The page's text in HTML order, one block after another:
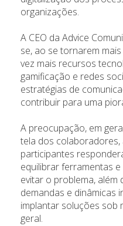
organizações.
A CEO da Advice
se, ao se tornarem
vez mais recursos
gamificação e redes
estratégias de
contribuir para uma
A preocupação, em
tela dos colaboradores,
participantes
equilibrar ferramentas
evitar o problema, além
demandas e dinâmicas
implantar soluções sob
geral.